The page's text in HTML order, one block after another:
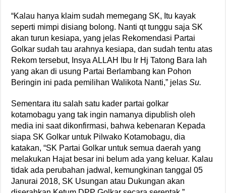
“Kalau hanya klaim sudah memegang SK, Itu kayak
seperti mimpi disiang bolong. Nanti qt tunggu saja SK
akan turun kesiapa, yang jelas Rekomendasi Partai
Golkar sudah tau arahnya kesiapa, dan sudah tentu atas
Rekom tersebut, Insya ALLAH Ibu Ir Hj Tatong Bara lah
yang akan di usung Partai Berlambang kan Pohon
Beringin ini pada pemilihan Walikota Nanti,” jelasSu.
Sementara itu salah satu kader partai golkar
kotamobagu yang tak ingin namanya dipublish oleh
media ini saat dikonfirmasi, bahwa kebenaran Kepada
siapa SK Golkar untuk Pilwako Kotamobagu, dia
katakan, “SK Partai Golkar untuk semua daerah yang
melakukan Hajat besar ini belum ada yang keluar. Kalau
tidak ada perubahan jadwal, kemungkinan tanggal 05
Janurai 2018, SK Usungan atau Dukungan akan